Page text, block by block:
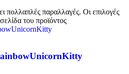
πολλαπλές παραλλαγές. Οι επιλογές
του προϊόντος